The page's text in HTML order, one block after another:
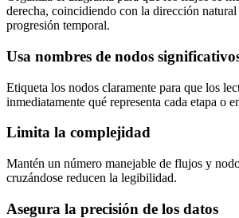
derecha, coincidiendo con la dirección
progresión temporal.
Usa nombres de nodos
Etiqueta los nodos claramente para que los
inmediatamente qué representa cada etapa o
Limita la complejidad
Mantén un número manejable de flujos y
cruzándose reducen la legibilidad.
Asegura la precisión de los datos